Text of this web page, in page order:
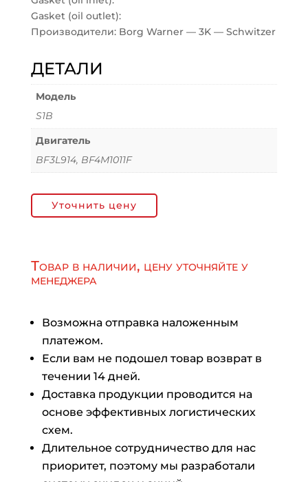
Gasket (oil outlet):
Производители: Borg Warner — 3K — Schwitzer
ДЕТАЛИ
Модель
S1B
Двигатель
BF3L914, BF4M1011F
Уточнить цену
Товар в наличии, цену уточняйте у
менеджера
Возможна отправка наложенным
платежом.
Если вам не подошел товар возврат в
течении 14 дней.
Доставка продукции проводится на
основе эффективных логистических
схем.
Длительное сотрудничество для нас
приоритет, поэтому мы разработали